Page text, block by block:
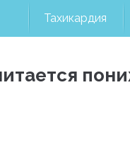
Тахикардия